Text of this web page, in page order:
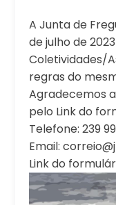
A Junta de
de julho de
Coletividades/
regras do
Agradecemos
pelo Link do
Telefone: 239
Email:
Link do